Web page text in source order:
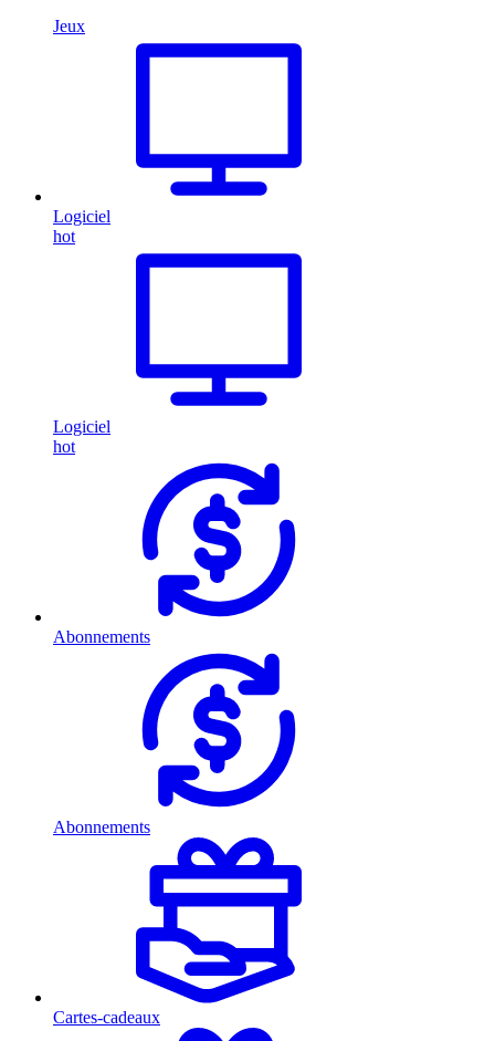
Jeux
Logiciel
hot
Logiciel
hot
Abonnements
Abonnements
Cartes-cadeaux